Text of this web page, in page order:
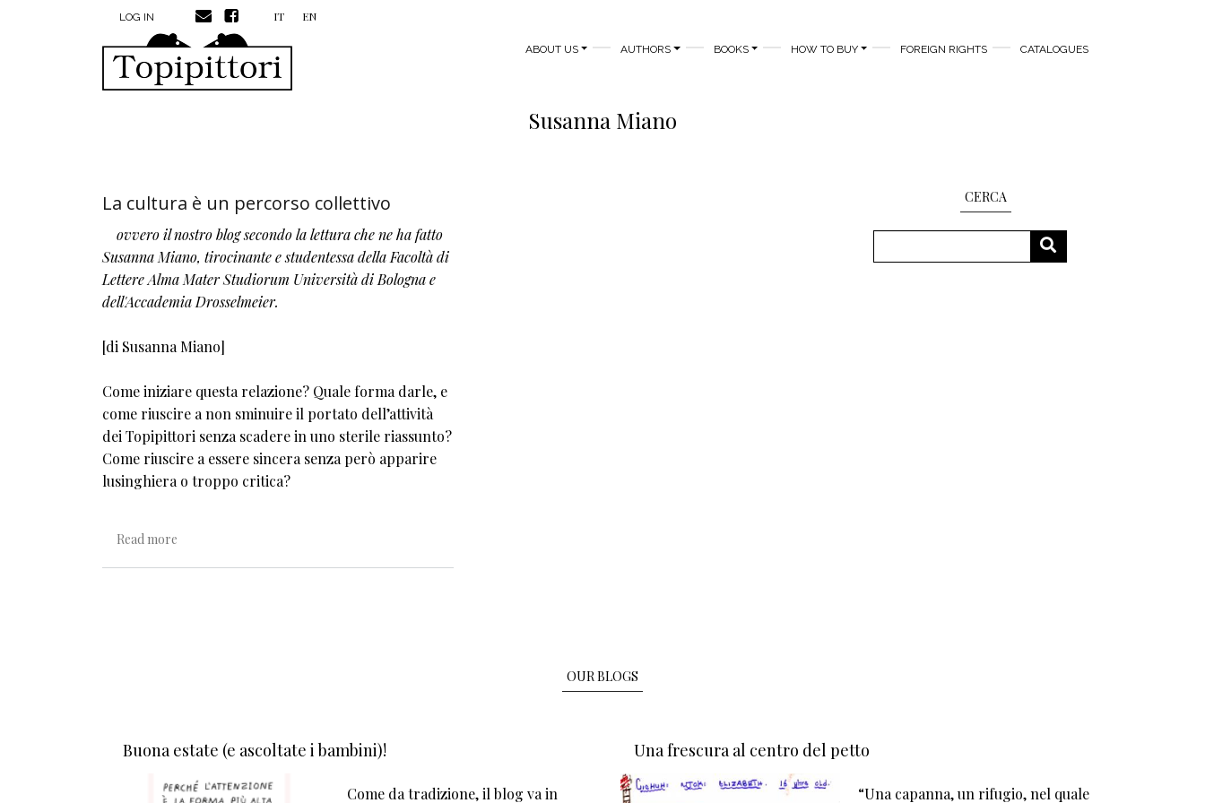
Skip to main contentMENU PROFILO UTENTE
LOG IN IT EN
MAIN NAVIGATION
ABOUT US AUTHORS BOOKS HOW TO BUY FOREIGN RIGHTS CATALOGUES
Susanna Miano
La cultura è un percorso collettivo
ovvero il nostro blog secondo la lettura che ne ha fatto
Susanna Miano, tirocinante e studentessa della Facoltà di
Lettere Alma Mater Studiorum Università di Bologna e
dell'Accademia Drosselmeier.
[di Susanna Miano]
Come iniziare questa relazione? Quale forma darle, e
come riuscire a non sminuire il portato dell’attività
dei Topipittori senza scadere in uno sterile riassunto?
Come riuscire a essere sincera senza però apparire
lusinghiera o troppo critica?
Read more
CERCA
SEARCH
OUR BLOGS
Buona estate (e ascoltate i bambini)!
Come da tradizione, il blog va in
Una frescura al centro del petto
“Una capanna, un rifugio, nel quale